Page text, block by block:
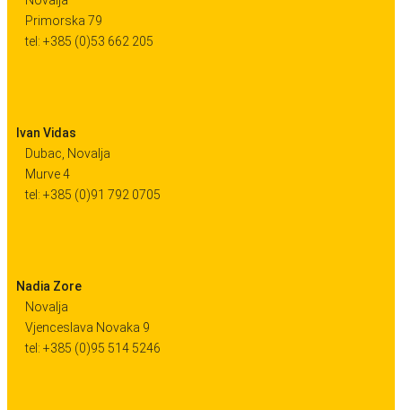
Primorska 79
tel: +385 (0)53 662 205
Ivan Vidas
Dubac, Novalja
Murve 4
tel: +385 (0)91 792 0705
Nadia Zore
Novalja
Vjenceslava Novaka 9
tel: +385 (0)95 514 5246